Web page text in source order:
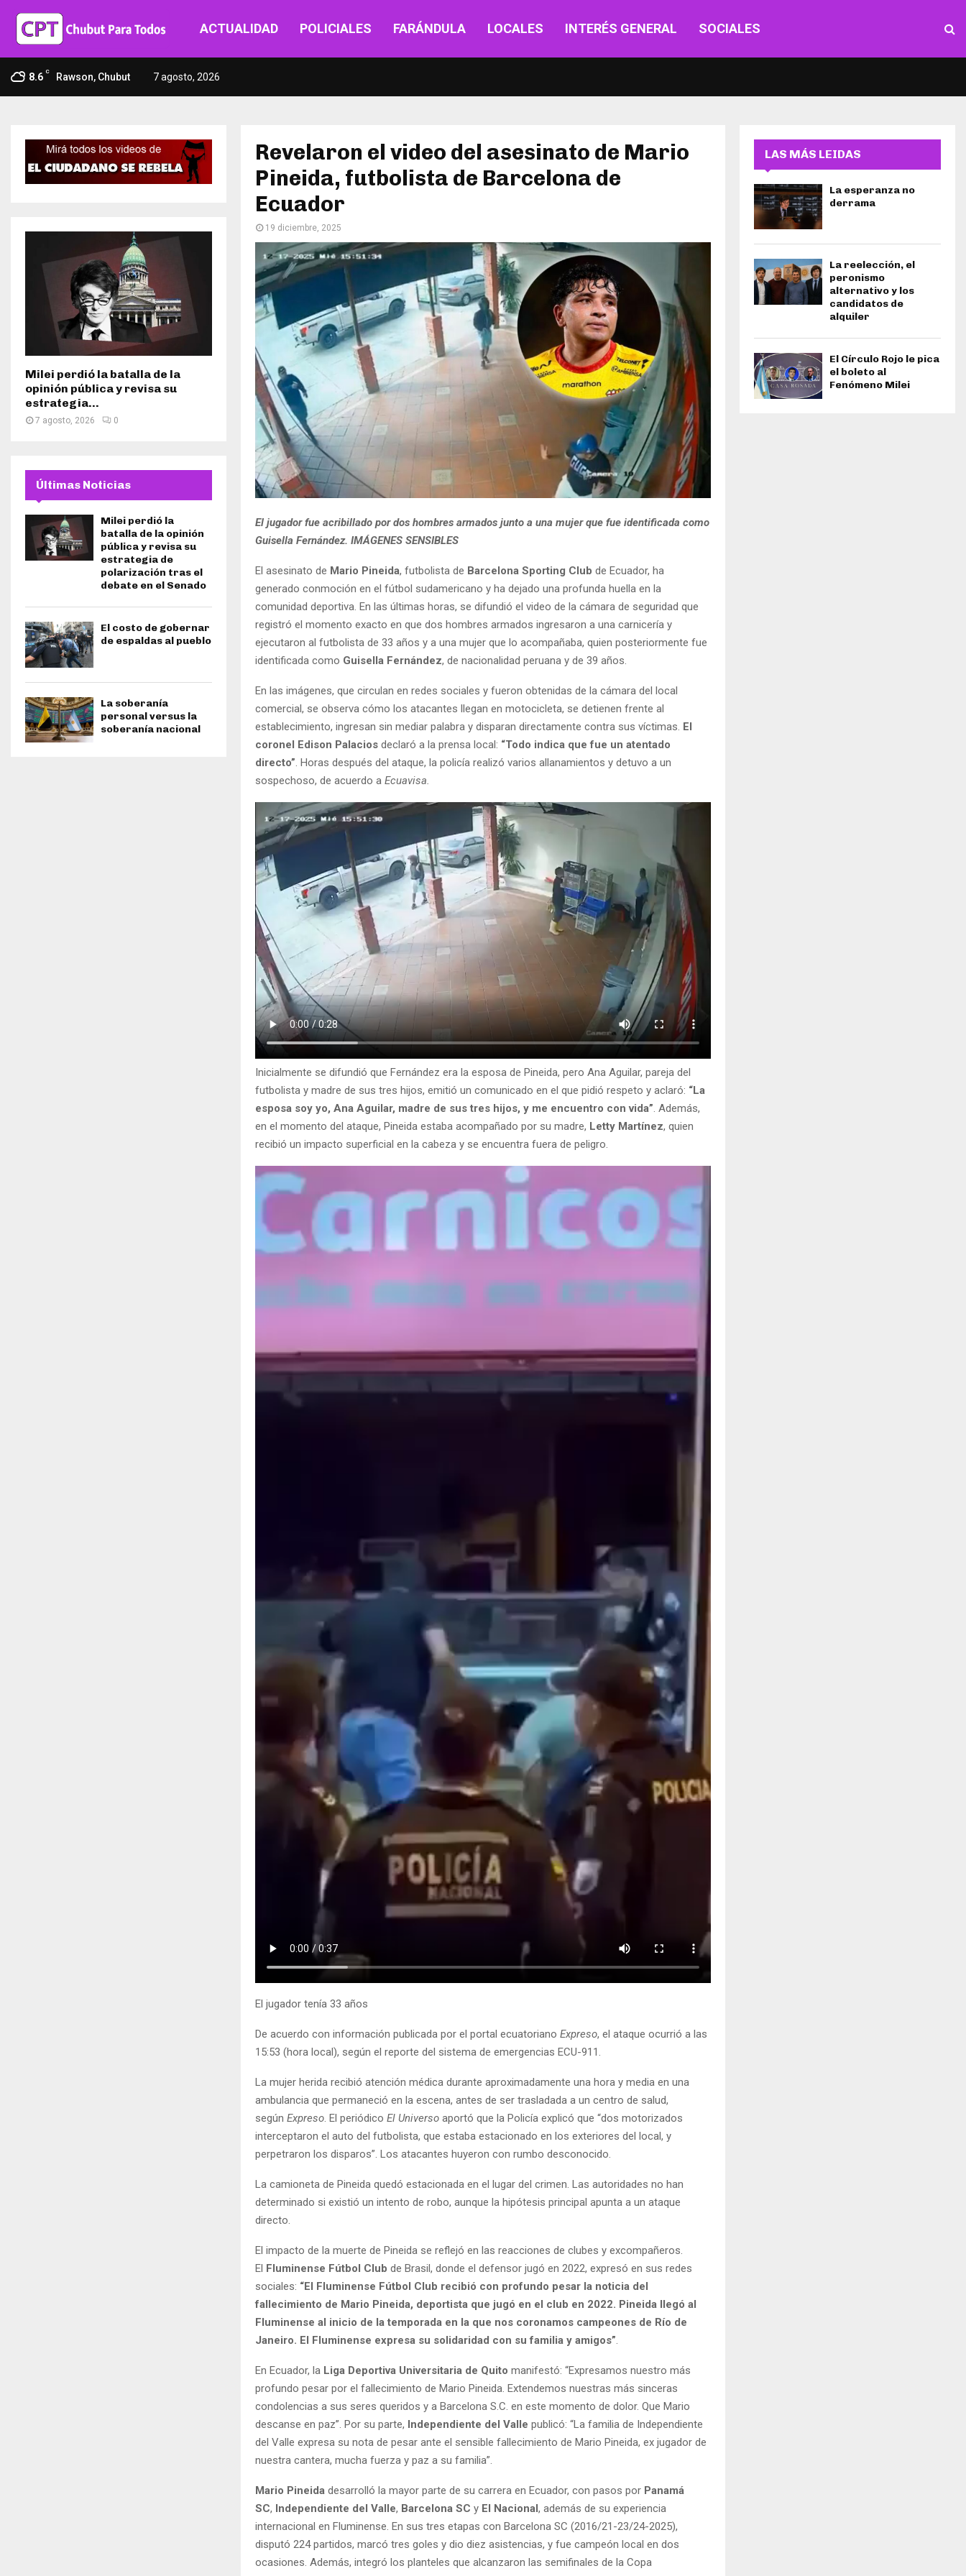
ACTUALIDAD POLICIALES FARÁNDULA LOCALES INTERÉS GENERAL SOCIALES
8.6 C Rawson, Chubut 7 agosto, 2026
Revelaron el video del asesinato de Mario
Pineida, futbolista de Barcelona de
Ecuador
19 diciembre, 2025
El jugador fue acribillado por dos hombres armados junto a una mujer que fue identificada como
Guisella Fernández. IMÁGENES SENSIBLES
El asesinato de Mario Pineida, futbolista de Barcelona Sporting Club de Ecuador, ha
generado conmoción en el fútbol sudamericano y ha dejado una profunda huella en la
comunidad deportiva. En las últimas horas, se difundió el video de la cámara de seguridad que
registró el momento exacto en que dos hombres armados ingresaron a una carnicería y
ejecutaron al futbolista de 33 años y a una mujer que lo acompañaba, quien posteriormente fue
identificada como Guisella Fernández, de nacionalidad peruana y de 39 años.
En las imágenes, que circulan en redes sociales y fueron obtenidas de la cámara del local
comercial, se observa cómo los atacantes llegan en motocicleta, se detienen frente al
establecimiento, ingresan sin mediar palabra y disparan directamente contra sus víctimas. El
coronel Edison Palacios declaró a la prensa local: “Todo indica que fue un atentado
directo”. Horas después del ataque, la policía realizó varios allanamientos y detuvo a un
sospechoso, de acuerdo a Ecuavisa.
Inicialmente se difundió que Fernández era la esposa de Pineida, pero Ana Aguilar, pareja del
futbolista y madre de sus tres hijos, emitió un comunicado en el que pidió respeto y aclaró: “La
esposa soy yo, Ana Aguilar, madre de sus tres hijos, y me encuentro con vida”. Además,
en el momento del ataque, Pineida estaba acompañado por su madre, Letty Martínez, quien
recibió un impacto superficial en la cabeza y se encuentra fuera de peligro.
El jugador tenía 33 años
De acuerdo con información publicada por el portal ecuatoriano Expreso, el ataque ocurrió a las
15:53 (hora local), según el reporte del sistema de emergencias ECU-911.
La mujer herida recibió atención médica durante aproximadamente una hora y media en una
ambulancia que permaneció en la escena, antes de ser trasladada a un centro de salud,
según Expreso. El periódico El Universo aportó que la Policía explicó que “dos motorizados
interceptaron el auto del futbolista, que estaba estacionado en los exteriores del local, y
perpetraron los disparos”. Los atacantes huyeron con rumbo desconocido.
La camioneta de Pineida quedó estacionada en el lugar del crimen. Las autoridades no han
determinado si existió un intento de robo, aunque la hipótesis principal apunta a un ataque
directo.
El impacto de la muerte de Pineida se reflejó en las reacciones de clubes y excompañeros.
El Fluminense Fútbol Club de Brasil, donde el defensor jugó en 2022, expresó en sus redes
sociales: “El Fluminense Fútbol Club recibió con profundo pesar la noticia del
fallecimiento de Mario Pineida, deportista que jugó en el club en 2022. Pineida llegó al
Fluminense al inicio de la temporada en la que nos coronamos campeones de Río de
Janeiro. El Fluminense expresa su solidaridad con su familia y amigos”.
En Ecuador, la Liga Deportiva Universitaria de Quito manifestó: “Expresamos nuestro más
profundo pesar por el fallecimiento de Mario Pineida. Extendemos nuestras más sinceras
condolencias a sus seres queridos y a Barcelona S.C. en este momento de dolor. Que Mario
descanse en paz”. Por su parte, Independiente del Valle publicó: “La familia de Independiente
del Valle expresa su nota de pesar ante el sensible fallecimiento de Mario Pineida, ex jugador de
nuestra cantera, mucha fuerza y paz a su familia”.
Mario Pineida desarrolló la mayor parte de su carrera en Ecuador, con pasos por Panamá
SC, Independiente del Valle, Barcelona SC y El Nacional , además de su experiencia
internacional en Fluminense. En sus tres etapas con Barcelona SC (2016/21-23/24-2025),
disputó 224 partidos, marcó tres goles y dio diez asistencias, y fue campeón local en dos
ocasiones. Además, integró los planteles que alcanzaron las semifinales de la Copa
Milei perdió la batalla de la
opinión pública y revisa su
estrategia...
7 agosto, 2026 0
Últimas Noticias
Milei perdió la
batalla de la opinión
pública y revisa su
estrategia de
polarización tras el
debate en el Senado
El costo de gobernar
de espaldas al pueblo
La soberanía
personal versus la
soberanía nacional
LAS MÁS LEIDAS
La esperanza no
derrama
La reelección, el
peronismo
alternativo y los
candidatos de
alquiler
El Círculo Rojo le pica
el boleto al
Fenómeno Milei